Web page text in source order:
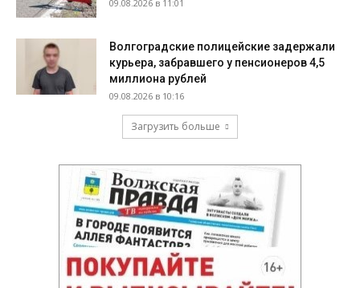
09.08.2026 в 11:01
Волгоградские полицейские задержали
курьера, забравшего у пенсионеров 4,5
миллиона рублей
09.08.2026 в 10:16
Загрузить больше